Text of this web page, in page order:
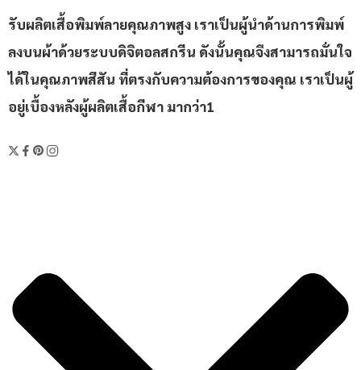
รับผลิตเสื้อพิมพ์ลายคุณภาพสูง เราเป็นผู้นำด้านการพิมพ์
ลงบนผ้าด้วยระบบดิจิตอลสกรีน ดังนั้นคุณจึงสามารถมั่นใจ
ได้ในคุณภาพสีสัน ที่ตรงกับความต้องการของคุณ เราเป็นผู้
อยู่เบื้องหลังผู้ผลิตเสื้อกีฬา มากว่า1